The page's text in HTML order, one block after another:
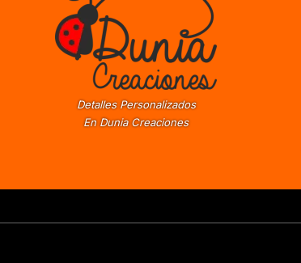
Detalles Personalizados
En Dunia Creaciones